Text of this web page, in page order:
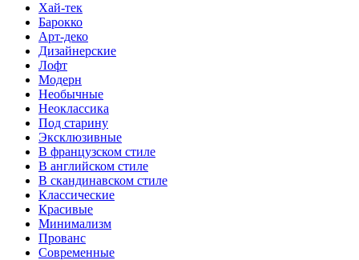
Хай-тек
Барокко
Арт-деко
Дизайнерские
Лофт
Модерн
Необычные
Неоклассика
Под старину
Эксклюзивные
В французском стиле
В английском стиле
В скандинавском стиле
Классические
Красивые
Минимализм
Прованс
Современные